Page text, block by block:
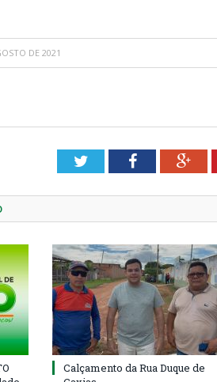
DE 2021
TwitterFacebook
Calçamento da Rua Duque de